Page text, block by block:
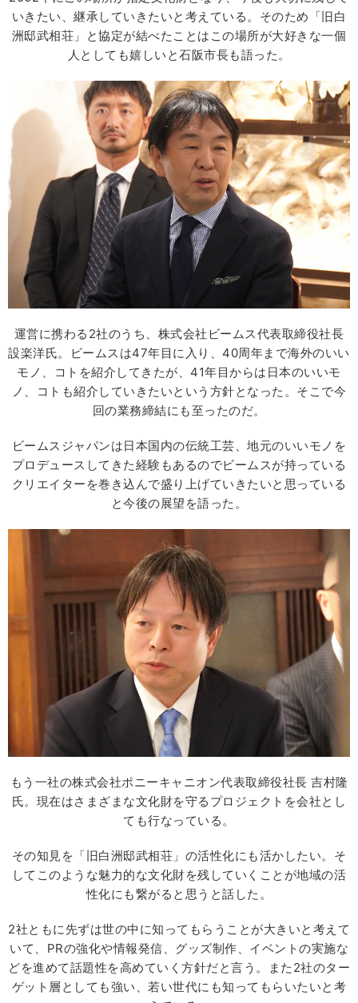
いきたい、継承していきたいと考えている。そのため「旧白
洲邸武相荘」と協定が結べたことはこの場所が大好きな一個
人としても嬉しいと石阪市長も語った。
運営に携わる2社のうち、株式会社ビームス代表取締役社長
設楽洋氏。ビームスは47年目に入り、40周年まで海外のいい
モノ、コトを紹介してきたが、41年目からは日本のいいモ
ノ、コトも紹介していきたいという方針となった。そこで今
回の業務締結にも至ったのだ。
ビームスジャパンは日本国内の伝統工芸、地元のいいモノを
プロデュースしてきた経験もあるのでビームスが持っている
クリエイターを巻き込んで盛り上げていきたいと思っている
と今後の展望を語った。
もう一社の株式会社ポニーキャニオン代表取締役社長 吉村隆
氏。現在はさまざまな文化財を守るプロジェクトを会社とし
ても行なっている。
その知見を「旧白洲邸武相荘」の活性化にも活かしたい。そ
してこのような魅力的な文化財を残していくことが地域の活
性化にも繋がると思うと話した。
2社ともに先ずは世の中に知ってもらうことが大きいと考えて
いて、PRの強化や情報発信、グッズ制作、イベントの実施な
どを進めて話題性を高めていく方針だと言う。また2社のター
ゲット層としても強い、若い世代にも知ってもらいたいと考